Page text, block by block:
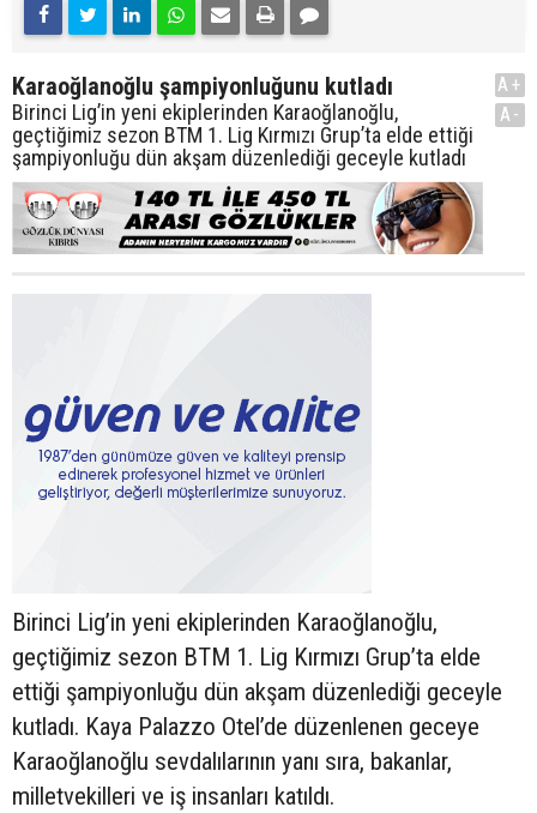
Karaoğlanoğlu şampiyonluğunu kutladı
Birinci Lig’in yeni ekiplerinden Karaoğlanoğlu,
geçtiğimiz sezon BTM 1. Lig Kırmızı Grup’ta elde ettiği
şampiyonluğu dün akşam düzenlediği geceyle kutladı
A+
A-
Birinci Lig’in yeni ekiplerinden Karaoğlanoğlu,
geçtiğimiz sezon BTM 1. Lig Kırmızı Grup’ta elde
ettiği şampiyonluğu dün akşam düzenlediği geceyle
kutladı. Kaya Palazzo Otel’de düzenlenen geceye
Karaoğlanoğlu sevdalılarının yanı sıra, bakanlar,
milletvekilleri ve iş insanları katıldı.